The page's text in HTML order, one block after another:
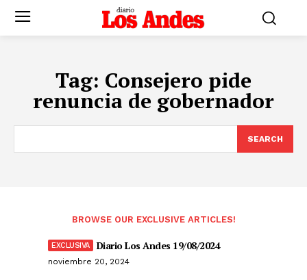
Tag: Consejero pide
renuncia de gobernador
SEARCH
BROWSE OUR EXCLUSIVE ARTICLES!
Diario Los Andes 19/08/2024
noviembre 20, 2024